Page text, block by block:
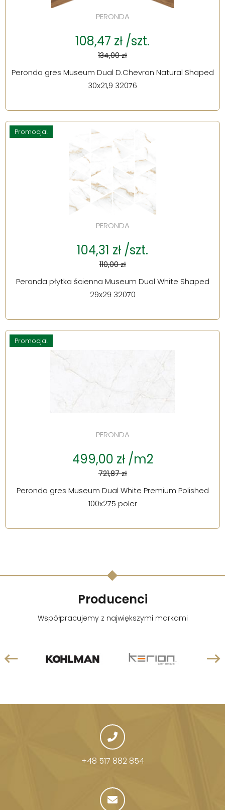
PERONDA
108,47 zł /szt.
134,00 zł
Peronda gres Museum Dual D.Chevron Natural Shaped
30x21,9 32076
Promocja!
PERONDA
104,31 zł /szt.
110,00 zł
Peronda płytka ścienna Museum Dual White Shaped
29x29 32070
Promocja!
PERONDA
499,00 zł /m2
721,87 zł
Peronda gres Museum Dual White Premium Polished
100x275 poler
Producenci
Współpracujemy z największymi markami
+48 517 882 854